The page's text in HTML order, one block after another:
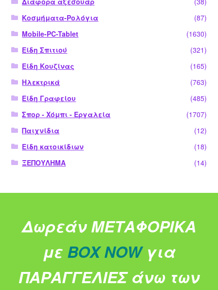
Κοσμήματα-Ρολόγια
(87)
Mobile-PC-Tablet
(1630)
Είδη Σπιτιού
(321)
Είδη Κουζίνας
(165)
Ηλεκτρικά
(763)
Είδη Γραφείου
(485)
Σπορ - Χόμπι - Εργαλεία
(1707)
Παιχνίδια
(12)
Είδη κατοικίδιων
(18)
ΞΕΠΟΥΛΗΜΑ
(14)
Δωρεάν ΜΕΤΑΦΟΡΙΚΑ
με BOX NOW για
ΠΑΡΑΓΓΕΛΙΕΣ άνω των